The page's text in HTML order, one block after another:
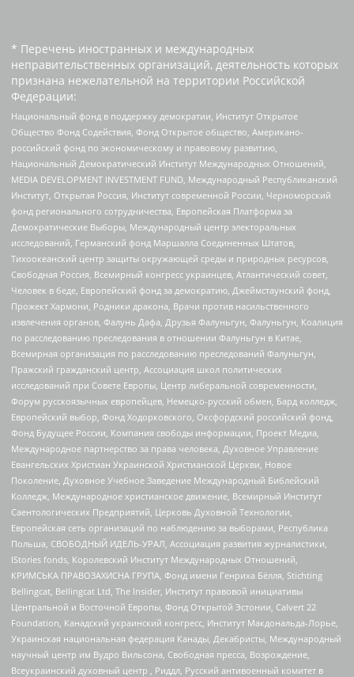
* Перечень иностранных и международных
неправительственных организаций, деятельность которых
признана нежелательной на территории Российской
Федерации:
Национальный фонд в поддержку демократии, Институт Открытое
Общество Фонд Содействия, Фонд Открытое общество, Американо-
российский фонд по экономическому и правовому развитию,
Национальный Демократический Институт Международных Отношений,
MEDIA DEVELOPMENT INVESTMENT FUND, Международный Республиканский
Институт, Открытая Россия, Институт современной России, Черноморский
фонд регионального сотрудничества, Европейская Платформа за
Демократические Выборы, Международный центр электоральных
исследований, Германский фонд Маршалла Соединенных Штатов,
Тихоокеанский центр защиты окружающей среды и природных ресурсов,
Свободная Россия, Всемирный конгресс украинцев, Атлантический совет,
Человек в беде, Европейский фонд за демократию, Джеймстаунский фонд,
Прожект Хармони, Родники дракона, Врачи против насильственного
извлечения органов, Фалунь Дафа, Друзья Фалуньгун, Фалуньгун, Коалиция
по расследованию преследования в отношении Фалуньгун в Китае,
Всемирная организация по расследованию преследований Фалуньгун,
Пражский гражданский центр, Ассоциация школ политических
исследований при Совете Европы, Центр либеральной современности,
Форум русскоязычных европейцев, Немецко-русский обмен, Бард колледж,
Европейский выбор, Фонд Ходорковского, Оксфордский российский фонд,
Фонд Будущее России, Компания свободы информации, Проект Медиа,
Международное партнерство за права человека, Духовное Управление
Евангельских Христиан Украинской Христианской Церкви, Новое
Поколение, Духовное Учебное Заведение Международный Библейский
Колледж, Международное христианское движение, Всемирный Институт
Саентологических Предприятий, Церковь Духовной Технологии,
Европейская сеть организаций по наблюдению за выборами, Республика
Польша, СВОБОДНЫЙ ИДЕЛЬ-УРАЛ, Ассоциация развития журналистики,
IStories fonds, Королевский Институт Международных Отношений,
КРИМСЬКА ПРАВОЗАХИСНА ГРУПА, Фонд имени Генриха Бёлля, Stichting
Bellingcat, Bellingcat Ltd, The Insider, Институт правовой инициативы
Центральной и Восточной Европы, Фонд Открытой Эстонии, Calvert 22
Foundation, Канадский украинский конгресс, Институт Макдональда-Лорье,
Украинская национальная федерация Канады, Декабристы, Международный
научный центр им Вудро Вильсона, Свободная пресса, Возрождение,
Всеукраинский духовный центр , Риддл, Русский антивоенный комитет в